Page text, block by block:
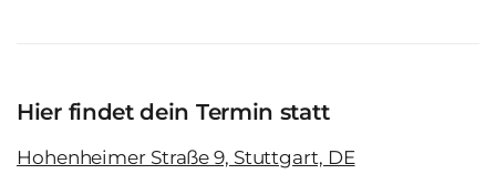
Hier findet dein Termin statt
Hohenheimer Straße 9, Stuttgart, DE